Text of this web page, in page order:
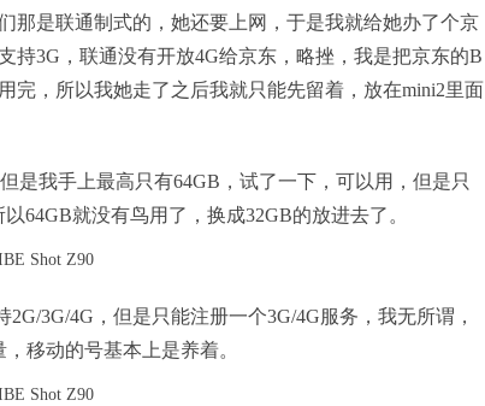
那是联通制式的，她还要上网，于是我就给她办了个京
持3G，联通没有开放4G给京东，略挫，我是把京东的B
完，所以我她走了之后我就只能先留着，放在mini2里面
是我手上最高只有64GB，试了一下，可以用，但是只
64GB就没有鸟用了，换成32GB的放进去了。
3G/4G，但是只能注册一个3G/4G服务，我无所谓，
移动的号基本上是养着。